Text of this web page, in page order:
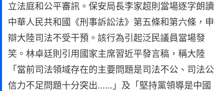
立法庭和公平審訊。保安局長李家超則當場逐字朗讀
中華人民共和國《刑事訴訟法》第五條和第六條，申
辯大陸司法不受干預。該行為引起泛民議員當場發
笑。林卓廷則引用國家主席習近平發言稿，稱大陸
「當前司法領域存在的主要問題是司法不公、司法公
信力不足問題十分突出……」及「堅持黨領導是中國